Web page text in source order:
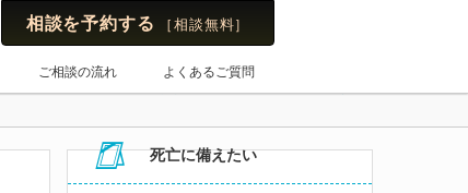
相談を予約する ［相談無料］
ご相談の流れ よくあるご質問
保険のはてな
死亡に備えたい